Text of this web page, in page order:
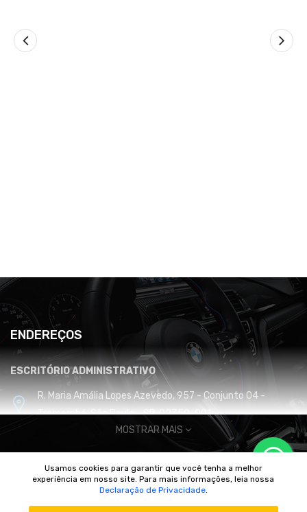
ENDEREÇOS
ESCRITÓRIO ADMINISTRATIVO
R. Maria Amália Lopes Azevedo, 957 - Conjunto 04 -
Tremembé, São Paulo - SP, 02350-001
CENTRO DE DISTRIBUIÇÃO E LOGÍSTICA
Cabreúva / SP
MOSTRAR MAIS
© 2010/2025 Imperador Motores |DhiWeb Desenvolvimento de
Usamos cookies para garantir que você tenha a melhor
experiência em nosso site. Para mais informações, leia nossa
Declaração de Privacidade.